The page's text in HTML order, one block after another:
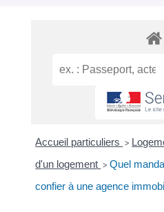
Accueil particuliers >
d'un logement > Quel
confier à une agence